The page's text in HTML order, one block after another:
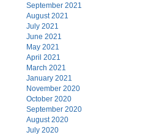
September 2021
August 2021
July 2021
June 2021
May 2021
April 2021
March 2021
January 2021
November 2020
October 2020
September 2020
August 2020
July 2020